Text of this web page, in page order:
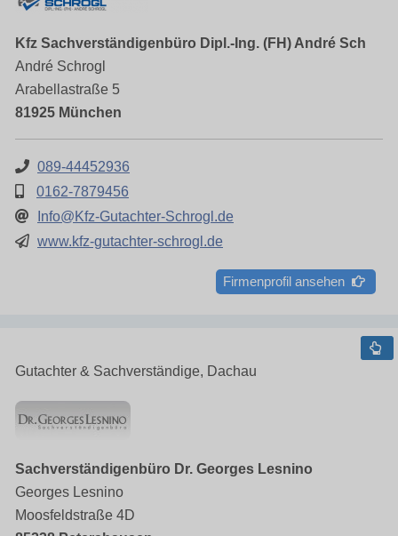
Kfz Sachverständigenbüro Dipl.-Ing. (FH) André Sch
André Schrogl
Arabellastraße 5
81925 München
089-44452936
0162-7879456
Info@Kfz-Gutachter-Schrogl.de
www.kfz-gutachter-schrogl.de
Firmenprofil ansehen
Gutachter & Sachverständige, Dachau
Sachverständigenbüro Dr. Georges Lesnino
Georges Lesnino
Moosfeldstraße 4D